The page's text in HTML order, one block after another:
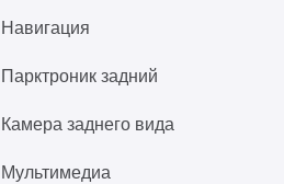
Навигация
Парктроник задний
Камера заднего вида
Мультимедиа